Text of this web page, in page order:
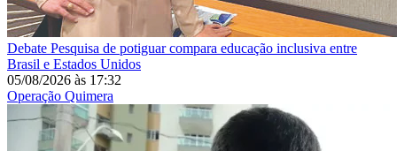
Debate Pesquisa de potiguar compara educação inclusiva entre
Brasil e Estados Unidos
05/08/2026 às 17:32
Operação Quimera